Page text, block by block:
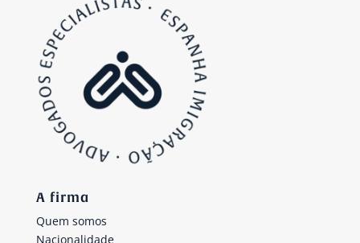
A firma
Quem somos
Nacionalidade